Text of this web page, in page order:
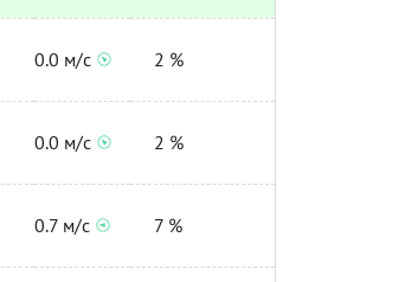
0.0 м/с 2 %
0.0 м/с 2 %
0.7 м/с 7 %